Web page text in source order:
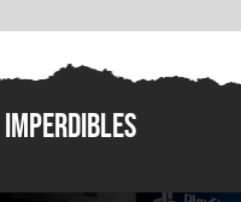
Imperdibles